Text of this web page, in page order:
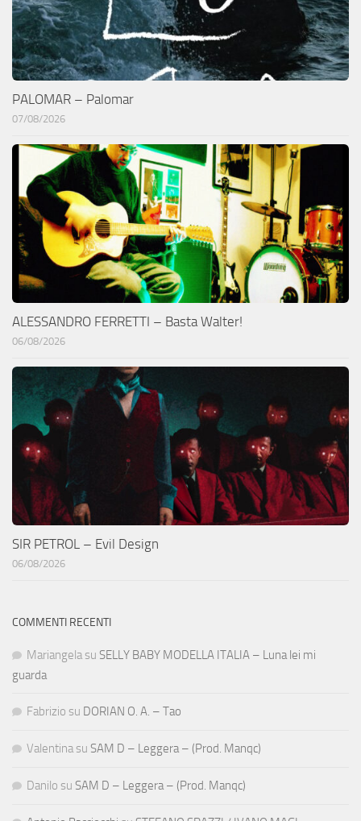
PALOMAR – Palomar
07/08/2026
ALESSANDRO FERRETTI – Basta Walter!
06/08/2026
SIR PETROL – Evil Design
06/08/2026
COMMENTI RECENTI
Mariangela su SELLY BABY MODELLA ITALIA – Luna lei mi
guarda
Fabrizio su DORIAN O. A. – Tao
Valentina su SAM D – Leggera – (Prod. Manqc)
Danilo su SAM D – Leggera – (Prod. Manqc)